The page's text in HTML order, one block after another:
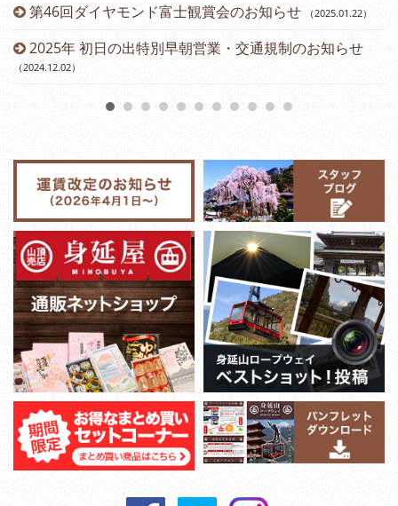
第46回ダイヤモンド富士観賞会のお知らせ （2025.01.22）
2025年 初日の出特別早朝営業・交通規制のお知らせ
（2024.12.02）